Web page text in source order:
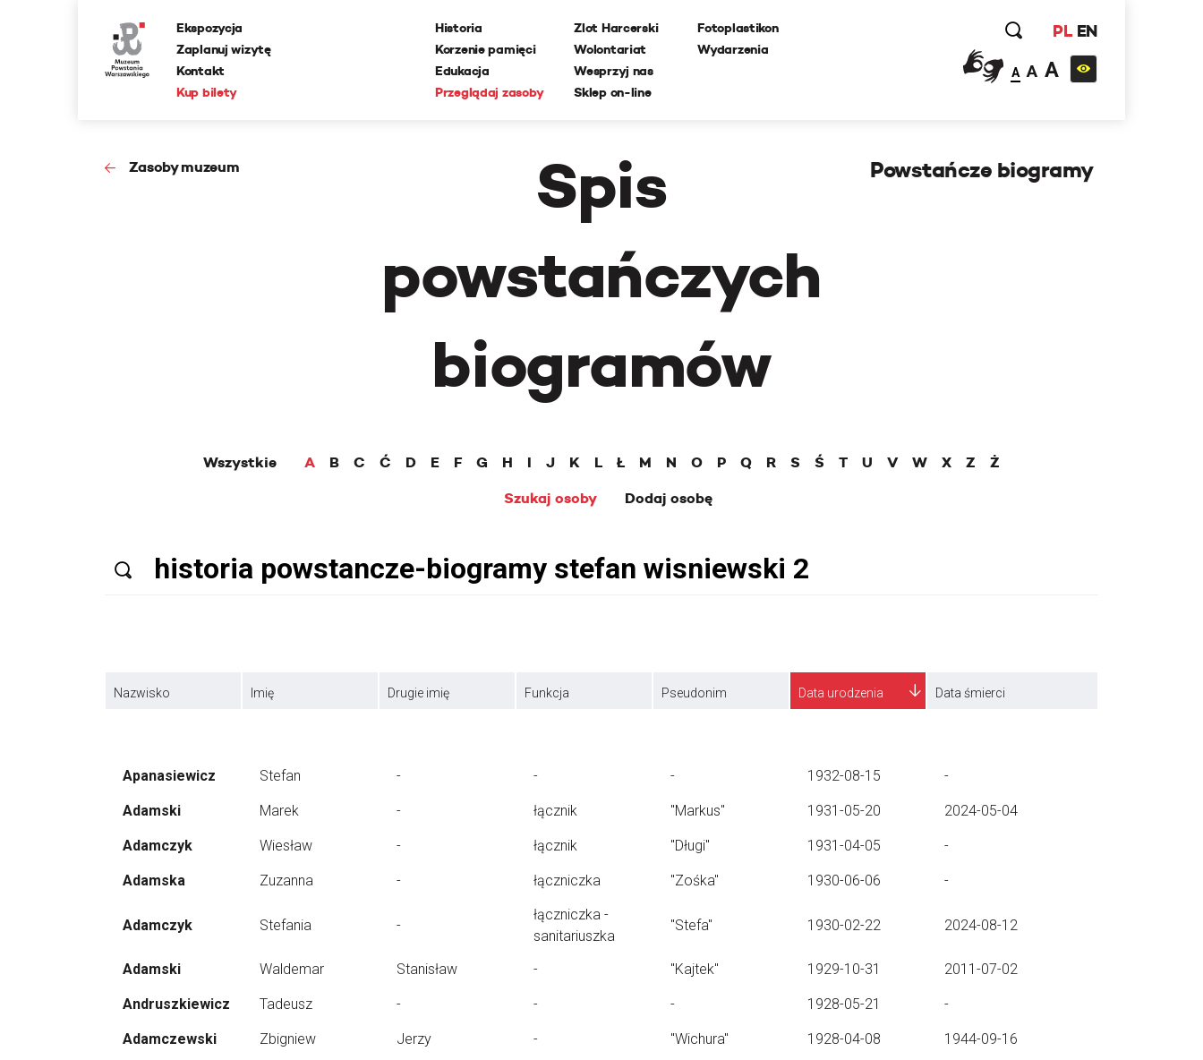
Ekspozycja
Zaplanuj wizytę
Kontakt
Kup bilety
Historia
Korzenie pamięci
Edukacja
Przeglądaj zasoby
Zlot Harcerski
Wolontariat
Wesprzyj nas
Sklep on-line
Fotoplastikon
Wydarzenia
PL EN
A A A
Zasoby muzeum
Spis
powstańczych
biogramów
Powstańcze biogramy
Wszystkie A B C Ć D E F G H I J K L Ł M N O P Q R S Ś T U V W X Z
Ż
Szukaj osoby
Dodaj osobę
Nazwisko Imię Drugie imię Funkcja Pseudonim Data urodzenia Data śmierci
Apanasiewicz Stefan - - - 1932-08-15 -
Adamski Marek - łącznik "Markus" 1931-05-20 2024-05-04
Adamczyk Wiesław - łącznik "Długi" 1931-04-05 -
Adamska Zuzanna - łączniczka "Zośka" 1930-06-06 -
Adamczyk Stefania -
łączniczka -
sanitariuszka
"Stefa" 1930-02-22 2024-08-12
Adamski Waldemar Stanisław - "Kajtek" 1929-10-31 2011-07-02
Andruszkiewicz Tadeusz - - - 1928-05-21 -
Adamczewski Zbigniew Jerzy - "Wichura" 1928-04-08 1944-09-16